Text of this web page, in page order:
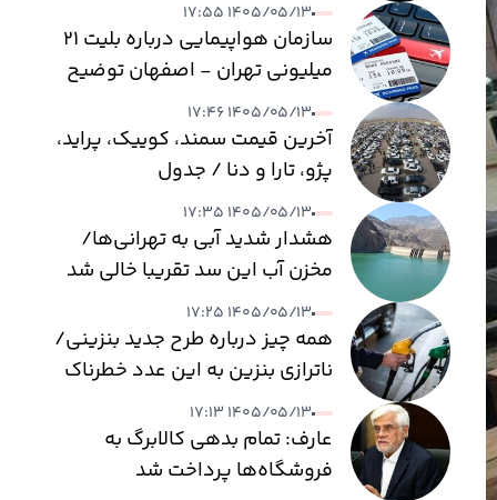
۱۴۰۵/۰۵/۱۳ ۱۷:۵۵
سازمان هواپیمایی درباره بلیت ۲۱
میلیونی تهران - اصفهان توضیح
داد۱۴۰۵/۰۵/۱۳ ۱۷:۴۶
آخرین قیمت سمند، کوییک، پراید،
پژو، تارا و دنا / جدول
۱۴۰۵/۰۵/۱۳ ۱۷:۳۵
هشدار شدید آبی به تهرانی‌ها/
مخزن آب این سد تقریبا خالی شد
۱۴۰۵/۰۵/۱۳ ۱۷:۲۵
همه چیز درباره طرح جدید بنزینی/
ناترازی بنزین به این عدد خطرناک
می‌رسد
۱۴۰۵/۰۵/۱۳ ۱۷:۱۳
عارف: تمام بدهی کالابرگ به
فروشگاه‌ها پرداخت شد